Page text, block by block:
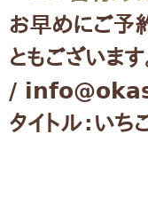
お早めにご予
ともございま
/
タイトル：い